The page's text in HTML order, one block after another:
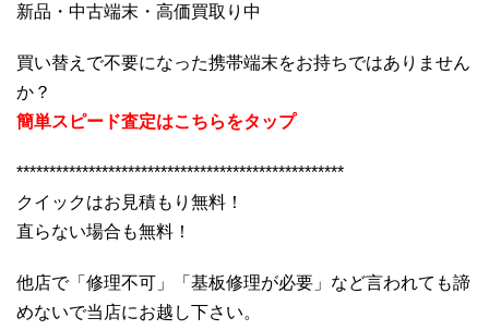
新品・中古端末・高価買取り中
買い替えで不要になった携帯端末をお持ちではありません
か？
簡単スピード査定はこちらをタップ
**************************************************
クイックはお見積もり無料！
直らない場合も無料！
他店で「修理不可」「基板修理が必要」など言われても諦
めないで当店にお越し下さい。